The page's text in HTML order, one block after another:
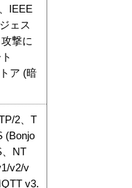
IEEE
ェス
撃に
ア (暗
2、T
(Bonjo
NT
v2/v
v3.